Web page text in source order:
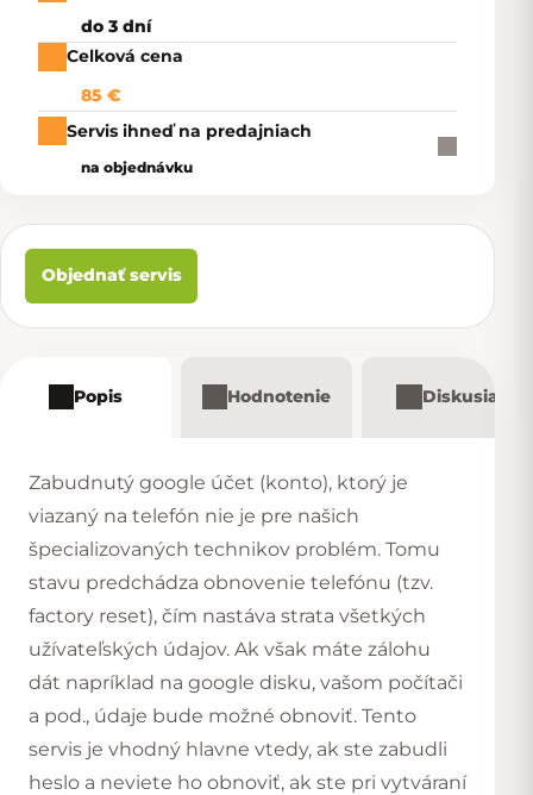
do 3 dní
Celková cena
85 €
Servis ihneď na predajniach
na objednávku
Objednať servis
Popis Hodnotenie Diskusia
Zabudnutý google účet (konto), ktorý je
viazaný na telefón nie je pre našich
špecializovaných technikov problém. Tomu
stavu predchádza obnovenie telefónu (tzv.
factory reset), čím nastáva strata všetkých
užívateľských údajov. Ak však máte zálohu
dát napríklad na google disku, vašom počítači
a pod., údaje bude možné obnoviť. Tento
servis je vhodný hlavne vtedy, ak ste zabudli
heslo a neviete ho obnoviť, ak ste pri vytváraní